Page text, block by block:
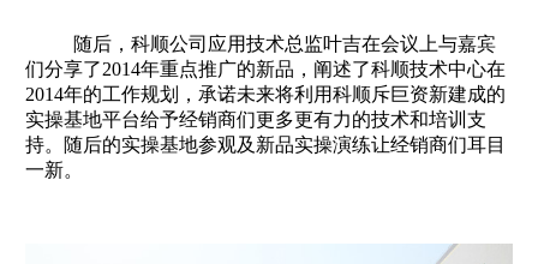
随后，科顺公司应用技术总监叶吉在会议上与嘉宾
们分享了2014年重点推广的新品，阐述了科顺技术中心在
2014年的工作规划，承诺未来将利用科顺斥巨资新建成的
实操基地平台给予经销商们更多更有力的技术和培训支
持。随后的实操基地参观及新品实操演练让经销商们耳目
一新。